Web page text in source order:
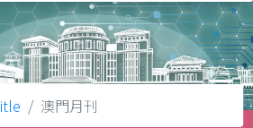
澳門月刊